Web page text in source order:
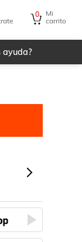
0
Mi
carrito
ayuda?